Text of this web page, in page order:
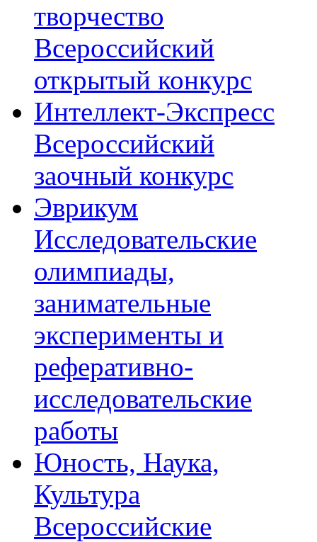
творчество
Всероссийский
открытый конкурс
Интеллект-Экспресс
Всероссийский
заочный конкурс
Эврикум
Исследовательские
олимпиады,
занимательные
эксперименты и
реферативно-
исследовательские
работы
Юность, Наука,
Культура
Всероссийские